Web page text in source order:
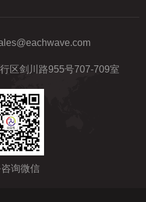
区剑川路955号707-709室
询微信